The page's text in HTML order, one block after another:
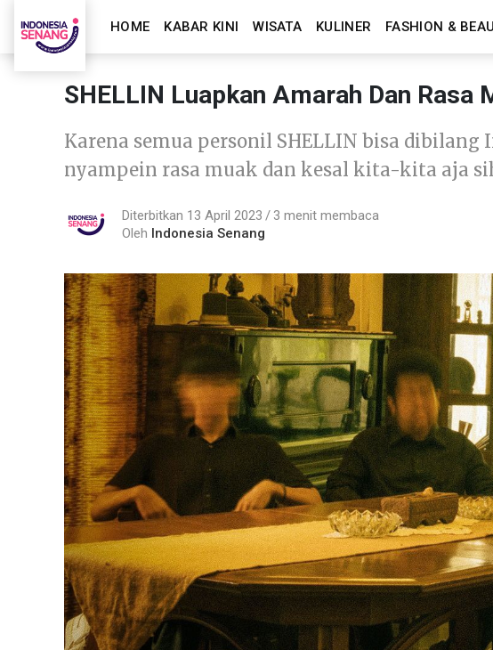
HOME KABAR KINI WISATA KULINER FASHION &
SHELLIN Luapkan Amarah Dan Rasa
Karena semua personil SHELLIN bisa
nyampein rasa muak dan kesal kita-kita aja
Diterbitkan 13 April 2023
3 menit membaca
Oleh Indonesia Senang